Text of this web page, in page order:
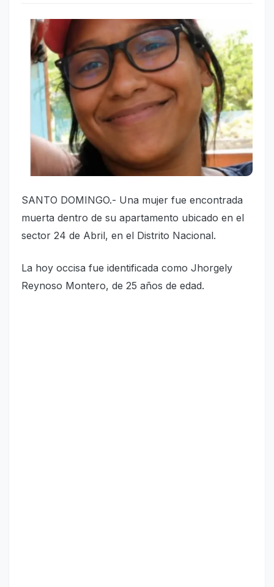
SANTO DOMINGO.- Una mujer fue encontrada
muerta dentro de su apartamento ubicado en el
sector 24 de Abril, en el Distrito Nacional.
La hoy occisa fue identificada como Jhorgely
Reynoso Montero, de 25 años de edad.